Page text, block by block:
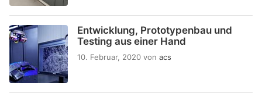
Entwicklung, Prototypenbau und
Testing aus einer Hand
10. Februar, 2020 von acs